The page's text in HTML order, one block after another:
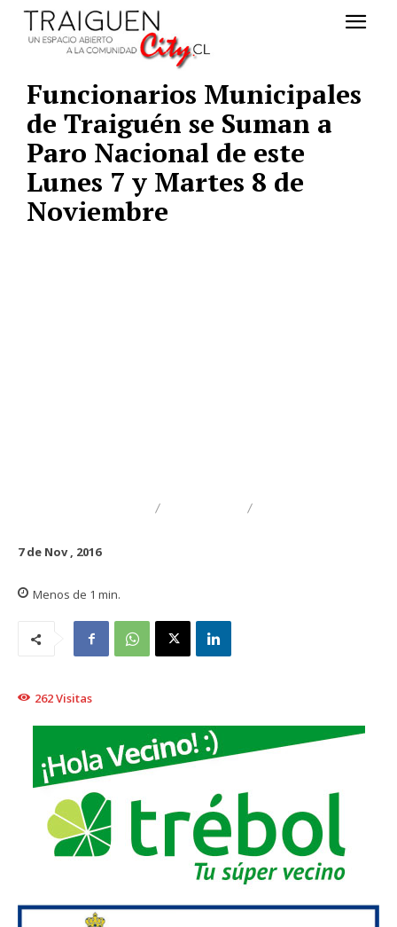
Funcionarios Municipales
de Traiguén se Suman a
Paro Nacional de este
Lunes 7 y Martes 8 de
Noviembre
7 de Nov , 2016
Menos de 1 min.
262Visitas